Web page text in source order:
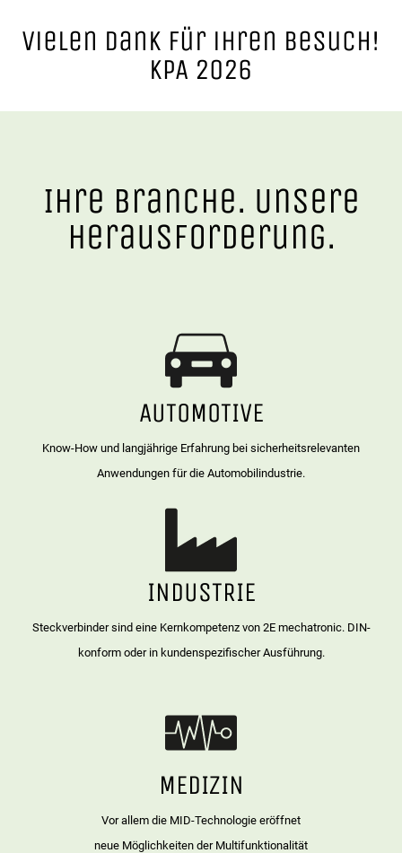
vielen dank für ihren besuch!
KPA 2026
Ihre Branche. Unsere
Herausforderung.
AUTOMOTIVE
Know-How und langjährige Erfahrung bei sicherheitsrelevanten
Anwendungen für die Automobilindustrie.
INDUSTRIE
Steckverbinder sind eine Kernkompetenz von 2E mechatronic. DIN-
konform oder in kundenspezifischer Ausführung.
MEDIZIN
Vor allem die MID-Technologie eröffnet
neue Möglichkeiten der Multifunktionalität